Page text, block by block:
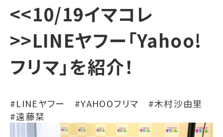
<<10/19イマコレ
>>LINEヤフー「Yahoo!
フリマ」を紹介！
#LINEヤフー #YAHOOフリマ #木村沙由里
#遠藤栞